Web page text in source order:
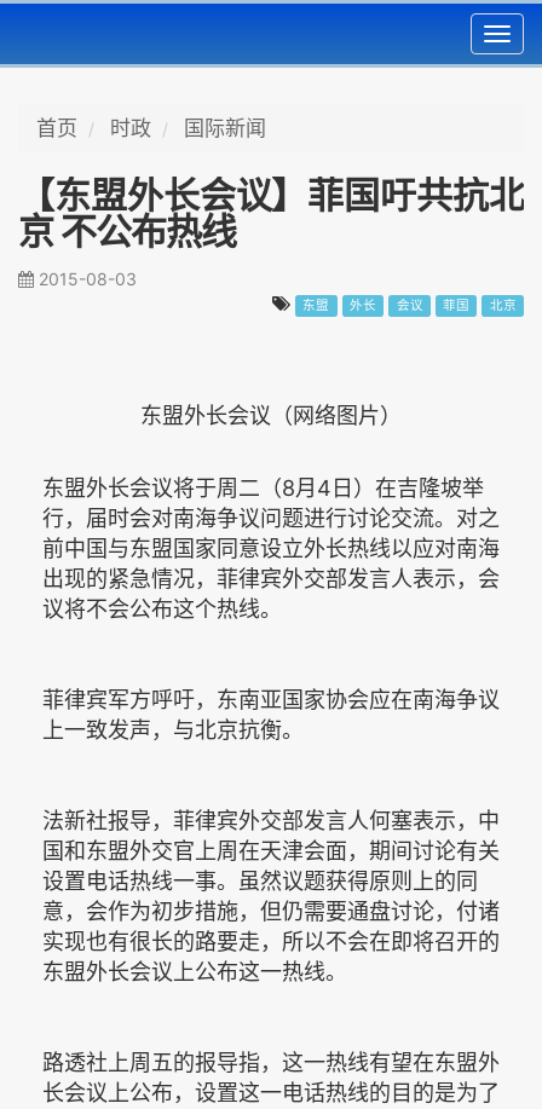
首页 时政 国际新闻
【东盟外长会议】菲国吁共抗北
京 不公布热线
2015-08-03
东盟 外长 会议 菲国 北京
东盟外长会议（网络图片）
东盟外长会议将于周二（8月4日）在吉隆坡举
行，届时会对南海争议问题进行讨论交流。对之
前中国与东盟国家同意设立外长热线以应对南海
出现的紧急情况，菲律宾外交部发言人表示，会
议将不会公布这个热线。
菲律宾军方呼吁，东南亚国家协会应在南海争议
上一致发声，与北京抗衡。
法新社报导，菲律宾外交部发言人何塞表示，中
国和东盟外交官上周在天津会面，期间讨论有关
设置电话热线一事。虽然议题获得原则上的同
意，会作为初步措施，但仍需要通盘讨论，付诸
实现也有很长的路要走，所以不会在即将召开的
东盟外长会议上公布这一热线。
路透社上周五的报导指，这一热线有望在东盟外
长会议上公布，设置这一电话热线的目的是为了